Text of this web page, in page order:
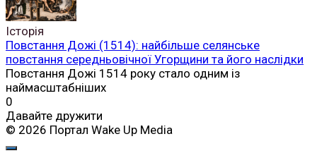
Історія
Повстання Дожі (1514): найбільше селянське
повстання середньовічної Угорщини та його наслідки
Повстання Дожі 1514 року стало одним із
наймасштабніших
0
Давайте дружити
© 2026 Портал Wake Up Media